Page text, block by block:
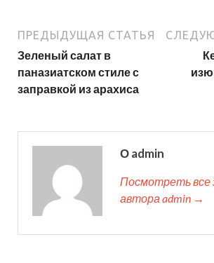
ПРЕДЫДУЩАЯ СТАТЬЯ
Зеленый салат в
паназиатском стиле с
заправкой из арахиса
О admin
Посмотреть все
автора admin →